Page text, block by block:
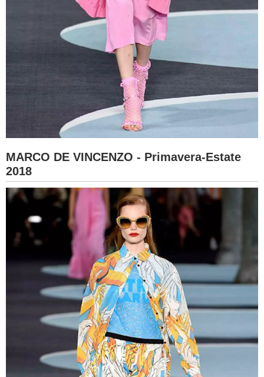
MARCO DE VINCENZO - Primavera-Estate
2018